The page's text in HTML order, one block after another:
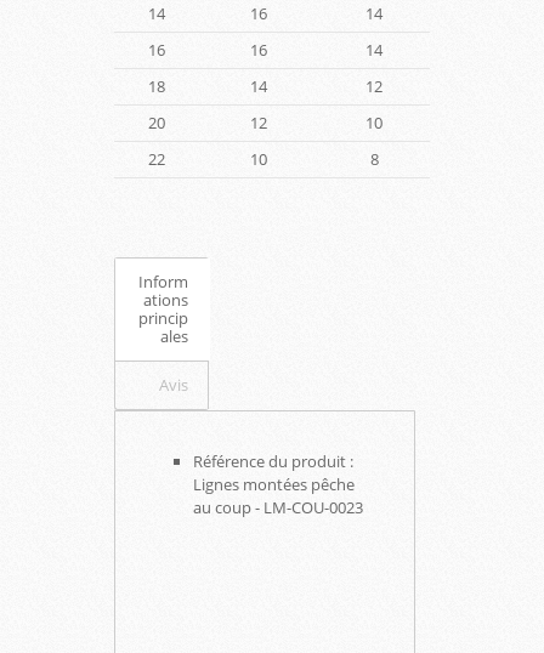
14
16
14
16
16
14
18
14
12
20
12
10
22
10 8
Inform
ations
princip
ales
Avis
Référence du produit :
Lignes montées pêche
au coup - LM-COU-0023